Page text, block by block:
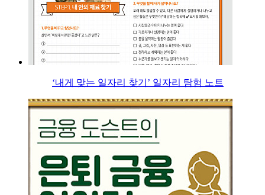
‘내게 맞는 일자리 찾기’ 일자리 탐험 노트